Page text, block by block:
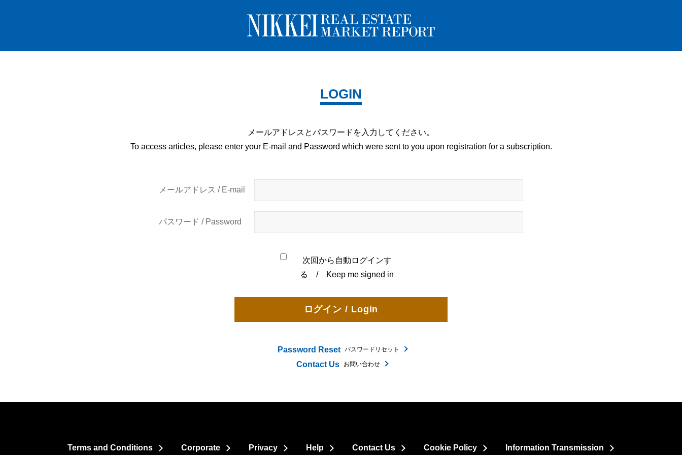
LOGIN
メールアドレスとパスワードを 入力してください。
To access articles, please enter your E-mail and Password which were sent to you upon registration for a subscription.
メールアドレス / E-mail
パスワード / Password
次回から自動ログインす
る / Keep me signed in
Password Reset パスワードリセット
Contact Us お問い合わせ
Terms and Conditions Corporate Privacy Help Contact Us Cookie Policy Information Transmission